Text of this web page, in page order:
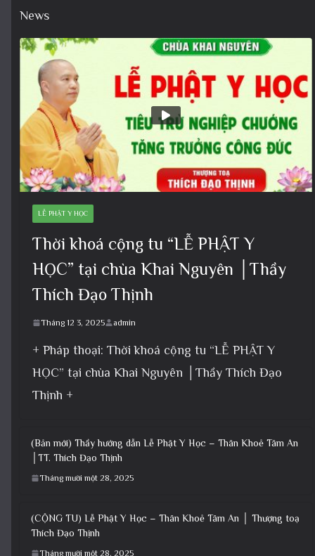
News
LỄ PHẬT Y HỌC
Thời khoá cộng tu “LỄ PHẬT Y
HỌC” tại chùa Khai Nguyên │Thầy
Thích Đạo Thịnh
Tháng 12 3, 2025 admin
+ Pháp thoại: Thời khoá cộng tu “LỄ PHẬT Y
HỌC” tại chùa Khai Nguyên │Thầy Thích Đạo
Thịnh +
(Bản mới) Thầy hướng dẫn Lễ Phật Y Học – Thân Khoẻ Tâm An
│TT. Thích Đạo Thịnh
Tháng mười một 28, 2025
(CỘNG TU) Lễ Phật Y Học – Thân Khoẻ Tâm An │ Thượng toạ
Thích Đạo Thịnh
Tháng mười một 28, 2025